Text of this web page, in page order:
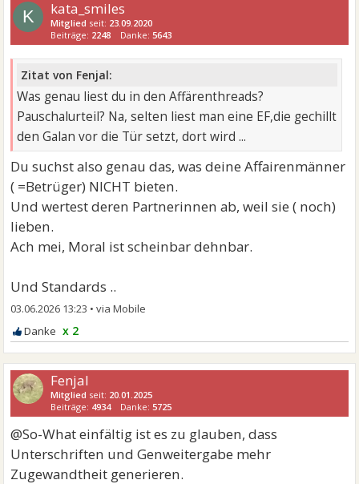
K kata_smiles
Mitglied seit: 23.09.2020
Beiträge: 2248 Danke:5643
Zitat von Fenjal:
Was genau liest du in den Affärenthreads?
Pauschalurteil? Na, selten liest man eine EF,die gechillt
den Galan vor die Tür setzt, dort wird ...
Du suchst also genau das, was deine Affairenmänner
( =Betrüger) NICHT bieten.
Und wertest deren Partnerinnen ab, weil sie ( noch)
lieben.
Ach mei, Moral ist scheinbar dehnbar.
Und Standards ..
03.06.2026 13:23 •
x 2
Fenjal
Mitglied seit: 20.01.2025
Beiträge: 4934 Danke:5725
@So-What einfältig ist es zu glauben, dass
Unterschriften und Genweitergabe mehr
Zugewandtheit generieren.